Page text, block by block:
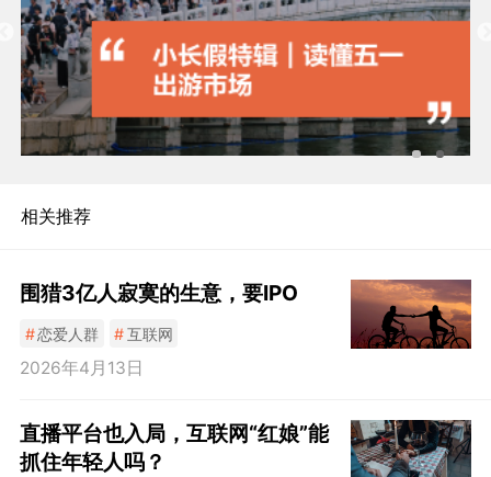
相关推荐
围猎3亿人寂寞的生意，要IPO
#恋爱人群 #互联网
2026年4月13日
直播平台也入局，互联网“红娘”能
抓住年轻人吗？